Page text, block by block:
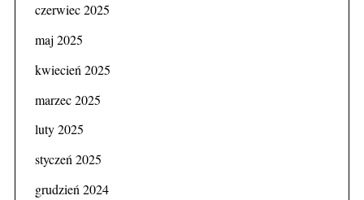
czerwiec 2025
maj 2025
kwiecień 2025
marzec 2025
luty 2025
styczeń 2025
grudzień 2024